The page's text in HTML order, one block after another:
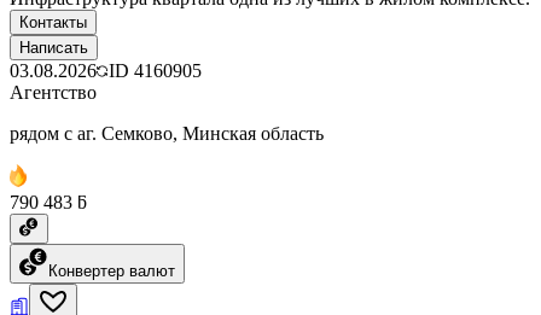
Контакты
Написать
03.08.2026 ID 4160905
Агентство
рядом с аг. Семково, Минская область
790 483 ƃ
Конвертер валют